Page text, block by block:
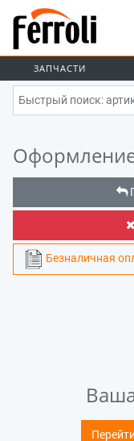
ЗАПЧАСТИ
ГЛАВНАЯ ЛИЧНЫЙ
Оформление
Безналичная